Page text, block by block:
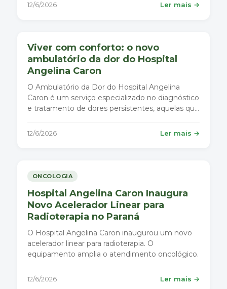
12/6/2026 Ler mais →
Viver com conforto: o novo
ambulatório da dor do Hospital
Angelina Caron
O Ambulatório da Dor do Hospital Angelina
Caron é um serviço especializado no diagnóstico
e tratamento de dores persistentes, aquelas que
atividades simples do dia a dia.
12/6/2026 Ler mais →
ONCOLOGIA
Hospital Angelina Caron Inaugura
Novo Acelerador Linear para
Radioterapia no Paraná
O Hospital Angelina Caron inaugurou um novo
acelerador linear para radioterapia. O
equipamento amplia o atendimento oncológico.
12/6/2026 Ler mais →